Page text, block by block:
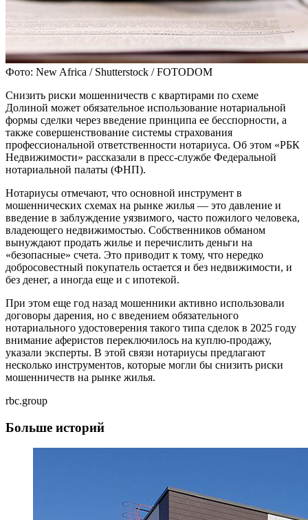
Фото: New Africa / Shutterstock / FOTODOM
Снизить риски мошенничеств с квартирами по схеме
Долиной может обязательное использование нотариальной
формы сделки через введение принципа ее бесспорности, а
также совершенствование системы страхования
профессиональной ответственности нотариуса. Об этом «РБК
Недвижимости» рассказали в пресс-службе Федеральной
нотариальной палаты (ФНП).
Нотариусы отмечают, что основной инструмент в
мошеннических схемах на рынке жилья — это давление и
введение в заблуждение уязвимого, часто пожилого человека,
владеющего недвижимостью. Собственников обманом
вынуждают продать жилье и перечислить деньги на
«безопасные» счета. Это приводит к тому, что нередко
добросовестный покупатель остается и без недвижимости, и
без денег, а иногда еще и с ипотекой.
При этом еще год назад мошенники активно использовали
договоры дарения, но с введением обязательного
нотариального удостоверения такого типа сделок в 2025 году
внимание аферистов переключилось на куплю-продажу,
указали эксперты. В этой связи нотариусы предлагают
несколько инструментов, которые могли бы снизить риски
мошенничеств на рынке жилья.
rbc.group
Больше историй